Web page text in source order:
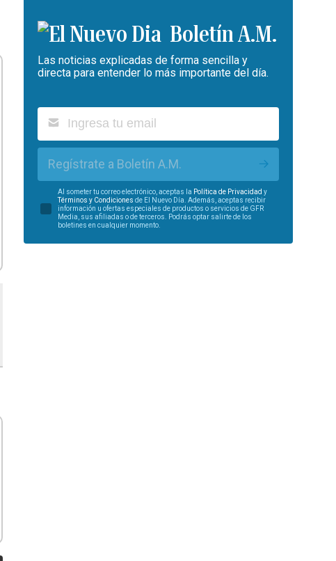
Boletín A.M.
Las noticias explicadas de forma sencilla y
directa para entender lo más importante del día.
Regístrate a Boletín A.M.
Al someter tu correo electrónico, aceptas la Política de Privacidad y
Términos y Condiciones de El Nuevo Día. Además, aceptas recibir
información u ofertas especiales de productos o servicios de GFR
Media, sus afiliadas o de terceros. Podrás optar salirte de los
boletines en cualquier momento.